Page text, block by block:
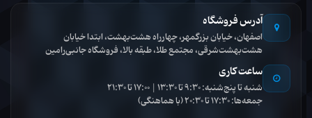
آدرس فروشگاه
اصفهان، خیابان بزرگمهر، چهارراه هشت‌بهشت، ابتدا خیابان
هشت‌بهشت‌شرقی، مجتمع طلا، طبقه بالا، فروشگاه جانبی‌رامین
ساعت کاری
شنبه تا پنج‌شنبه: 9:30 تا 13:30 | 17:00 تا 21:30
جمعه‌ها: 17:30 تا 20:30 (با هماهنگی)